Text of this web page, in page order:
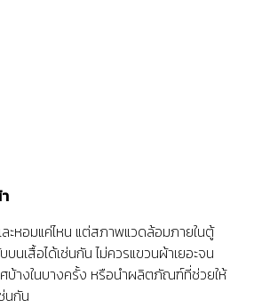
ละหอมแค่ไหน แต่สภาพแวดล้อมภายในตู้
นเสื้อได้เช่นกัน ไม่ควรแขวนผ้าเยอะจน
ศบ้างในบางครั้ง หรือนำผลิตภัณฑ์ที่ช่วยให้
นกัน